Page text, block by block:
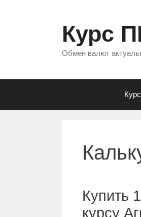
Курс
Обмен валют
Купить
курсу